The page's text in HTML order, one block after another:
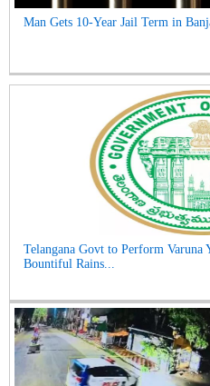
Man Gets 10-Year Jail Term in
Telangana Govt to Perform Varuna
Bountiful Rains...